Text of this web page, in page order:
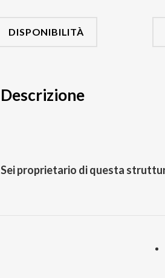
DISPONIBILITÀ
Descrizione
Sei proprietario di questa